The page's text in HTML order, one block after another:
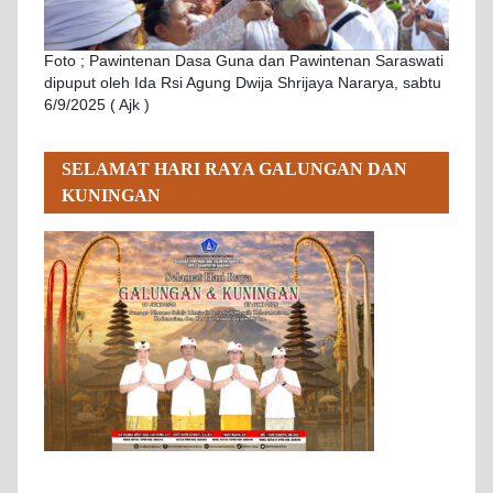
Foto ; Pawintenan Dasa Guna dan Pawintenan Saraswati
dipuput oleh Ida Rsi Agung Dwija Shrijaya Nararya, sabtu
6/9/2025 ( Ajk )
SELAMAT HARI RAYA GALUNGAN DAN
KUNINGAN